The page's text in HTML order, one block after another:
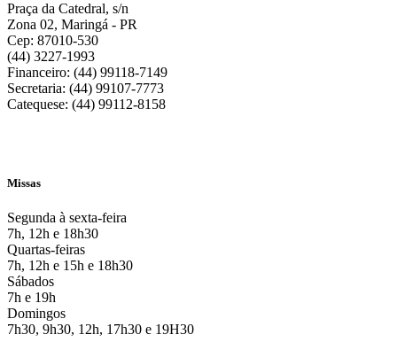
Praça da Catedral, s/n
Zona 02, Maringá - PR
Cep: 87010-530
(44) 3227-1993
Financeiro: (44) 99118-7149
Secretaria: (44) 99107-7773
Catequese: (44) 99112-8158
Missas
Segunda à sexta-feira
7h, 12h e 18h30
Quartas-feiras
7h, 12h e 15h e 18h30
Sábados
7h e 19h
Domingos
7h30, 9h30, 12h, 17h30 e 19H30